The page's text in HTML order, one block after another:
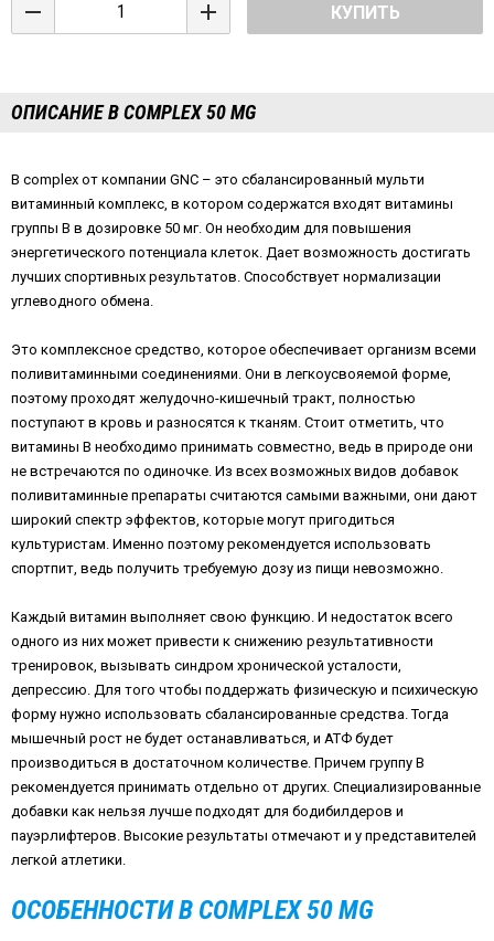
КУПИТЬ
ОПИСАНИЕ B COMPLEX 50 MG
В complex от компании GNC – это сбалансированный мульти
витаминный комплекс, в котором содержатся входят витамины
группы В в дозировке 50 мг. Он необходим для повышения
энергетического потенциала клеток. Дает возможность достигать
лучших спортивных результатов. Способствует нормализации
углеводного обмена.
Это комплексное средство, которое обеспечивает организм всеми
поливитаминными соединениями. Они в легкоусвояемой форме,
поэтому проходят желудочно-кишечный тракт, полностью
поступают в кровь и разносятся к тканям. Стоит отметить, что
витамины В необходимо принимать совместно, ведь в природе они
не встречаются по одиночке. Из всех возможных видов добавок
поливитаминные препараты считаются самыми важными, они дают
широкий спектр эффектов, которые могут пригодиться
культуристам. Именно поэтому рекомендуется использовать
спортпит, ведь получить требуемую дозу из пищи невозможно.
Каждый витамин выполняет свою функцию. И недостаток всего
одного из них может привести к снижению результативности
тренировок, вызывать синдром хронической усталости,
депрессию. Для того чтобы поддержать физическую и психическую
форму нужно использовать сбалансированные средства. Тогда
мышечный рост не будет останавливаться, и АТФ будет
производиться в достаточном количестве. Причем группу В
рекомендуется принимать отдельно от других. Специализированные
добавки как нельзя лучше подходят для бодибилдеров и
пауэрлифтеров. Высокие результаты отмечают и у представителей
легкой атлетики.
ОСОБЕННОСТИ B COMPLEX 50 MG